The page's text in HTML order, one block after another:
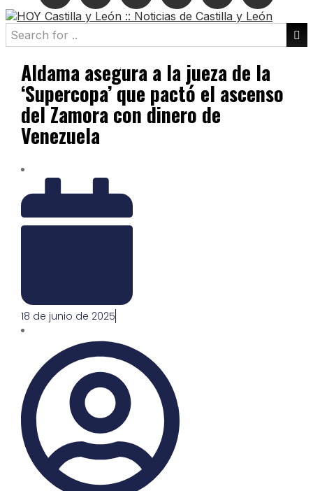
Aldama asegura a la jueza de la
‘Supercopa’ que pactó el ascenso
del Zamora con dinero de
Venezuela
18 de junio de 2025